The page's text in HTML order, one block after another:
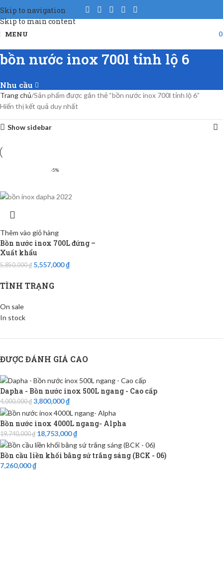
Skip to navigation
Skip to main content
MENU
bồn nước inox 700l tỉnh lộ 6
Nhu cầu
TÌNH TRẠNG
On sale
In stock
ĐƯỢC ĐÁNH GIÁ CAO
Dapha - Bồn nước inox 500L ngang - Cao cấp
4,000,000₫ 3,800,000₫
Bồn nước inox 4000L ngang- Alpha
19,740,000₫ 18,753,000₫
Bồn cầu liền khối bằng sứ trắng sáng (BCK - 06)
7,260,000₫
Trang chủ Sản phẩm được gắn thẻ “bồn nước inox 700l tỉnh lộ 6”
Hiển thị kết quả duy nhất
Show sidebar
-5%
Thêm vào giỏ hàng
Bồn nước inox 700L đứng –
Xuất khẩu
5,850,000₫ 5,557,000₫